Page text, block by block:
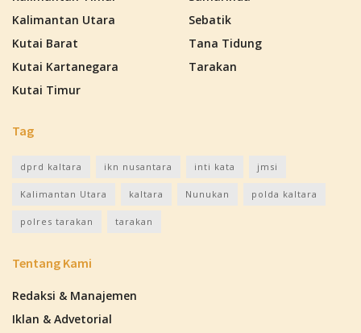
Kalimantan Utara
Kutai Barat
Kutai Kartanegara
Kutai Timur
Sebatik
Tana Tidung
Tarakan
Tag
dprd kaltara ikn nusantara inti kata jmsi
Kalimantan Utara kaltara Nunukan polda kaltara
polres tarakan tarakan
Tentang Kami
Redaksi & Manajemen
Iklan & Advetorial